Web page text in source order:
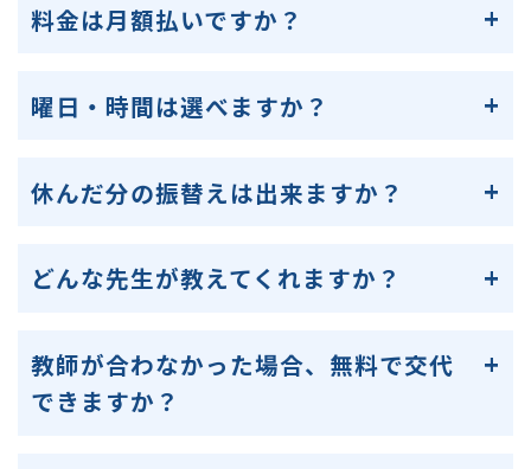
料金は月額払いですか？
曜日・時間は選べますか？
休んだ分の振替えは出来ますか？
どんな先生が教えてくれますか？
教師が合わなかった場合、無料で交代
できますか？